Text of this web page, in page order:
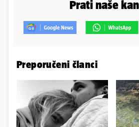
Prati naše
Preporučeni članci